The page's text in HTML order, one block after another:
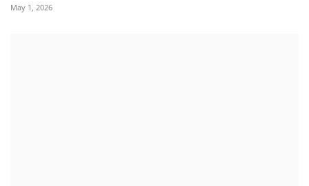
May 1, 2026